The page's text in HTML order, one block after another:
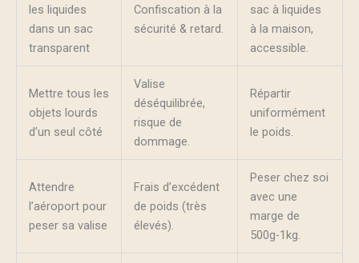
les liquides
dans un sac
transparent
Confiscation à la
sécurité & retard.
sac à liquides
à la maison,
accessible.
Mettre tous les
objets lourds
d’un seul côté
Valise
déséquilibrée,
risque de
dommage.
Répartir
uniformément
le poids.
Attendre
l’aéroport pour
peser sa valise
Frais d’excédent
de poids (très
élevés).
Peser chez soi
avec une
marge de
500g-1kg.